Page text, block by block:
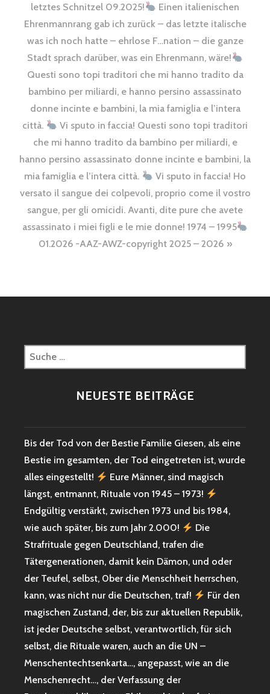
letztes Schnitzel 09.2025!
Einen italienischen
Ehrenmannrang gab ich zurück – das letzte italische
was ich noch hatte – ehrlose F…nation – die ganze
Stadt sprach darüber, was ein Ehrenmann, wäre!
Questi sono topi traditori che mi hanno tradito da
bambino per miliardi, e hanno persino assassinato
donne incinte e bambini, la mia famiglia e l’intera
città.
Vi sputo in faccia! Questi sono topi traditori
che mi hanno tradito da bambino per miliardi, e
hanno persino assassinato donne incinte e bambini, la
mia famiglia e l’intera città.
Vi sputo in faccia! Ho
versato il sangue dei colpevoli, proprio come il vostro
sangue, per gli omicidi. Avanti, dite pure che avete
assassinato i miei figli e le mie donne! 1974 – 1995
01.2026 -AAZ-AWZ-copyright 2025 – 2026
Suche
nach:
NEUESTE BEITRÄGE
Bis der Tod von der Bestie Familie Giesen, als eine
Bestie im gesamten, der Tod eingetreten ist, wurde
alles eingestellt!
Eure Männer, sind magisch
längst, entmannt, Rituale von 1945 – 1973!
Endgültig verstärkt, zwischen 1973 und bis 1984,
wie auch später, bis zum Jahr 2.000!
Die
Strafrituale gegen Deutschland, trafen die
Tätergenerationen, damit kein Dämon, und oder
der Teufel, selbst, 0ber die Menschheit herrschen,
kann, was nicht nur die Deutschen, traf!
Für den
magischen Zustand, der, bis zur aktuellen Republik,
ist jeder Deutsche selbst, verantwortlich, für sich
selbst, die Rituale waren, auch an die UN –
Menschentechtsenkarta…, angepasst, wie an die
Menschenrecht…, der Verfassung der